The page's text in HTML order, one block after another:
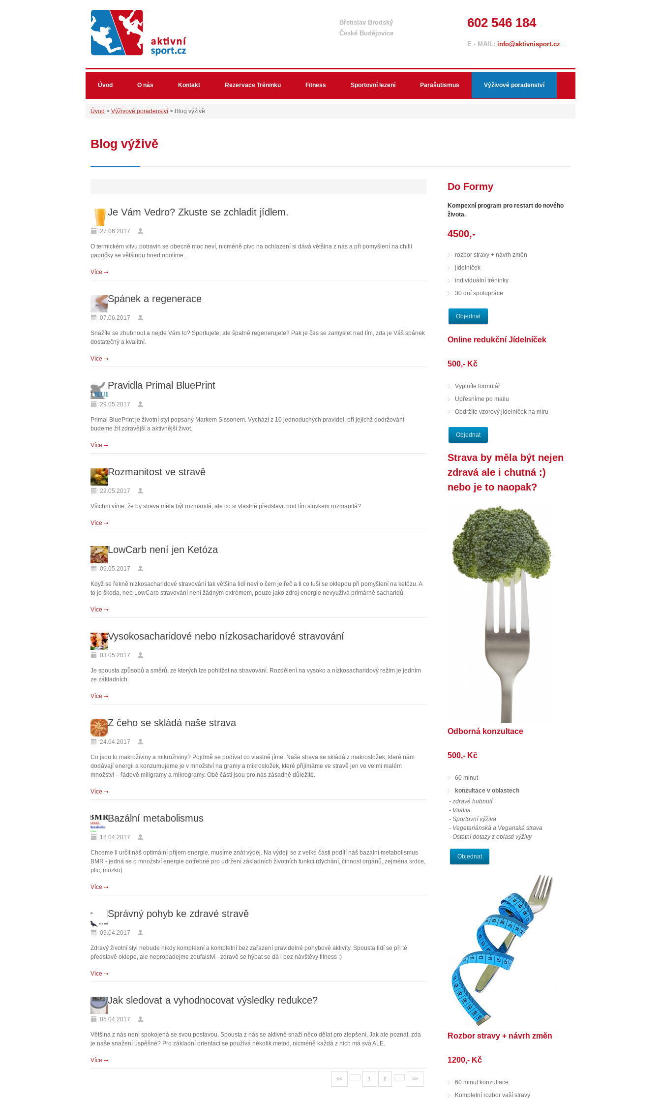
602 546 184
E - MAIL: info@aktivnisport.cz
Břetislav Brodský
České Budějovice
Úvod O nás Kontakt Rezervace Tréninku Fitness Sportovní lezení Parašutismus Výživové poradenství
Úvod > Výživové poradenství > Blog výživě
Blog výživě
Je Vám Vedro? Zkuste se zchladit jídlem.
27.06.2017
O termickém vlivu potravin se obecně moc neví, nicméně pivo na ochlazení si dává většina z nás a při pomyšlení na chilli
papričky se většinou hned opotíme..
Více
Spánek a regenerace
07.06.2017
Snažíte se zhubnout a nejde Vám to? Sportujete, ale špatně regenerujete? Pak je čas se zamyslet nad tím, zda je Váš spánek
dostatečný a kvalitní.
Více
Pravidla Primal BluePrint
29.05.2017
Primal BluePrint je životní styl popsaný Markem Sissonem. Vychází z 10 jednoduchých pravidel, při jejichž dodržování
budeme žít zdravější a aktivnější život.
Více
Rozmanitost ve stravě
22.05.2017
Všichni víme, že by strava měla být rozmanitá, ale co si vlastně představit pod tím slůvkem rozmanitá?
Více
LowCarb není jen Ketóza
09.05.2017
Když se řekně nizkosacharidové stravování tak většina lidí neví o čem je řeč a ti co tuší se oklepou při pomyšlení na ketózu. A
to je škoda, neb LowCarb stravování není žádným extrémem, pouze jako zdroj energie nevyužívá primárně sacharidů.
Více
Vysokosacharidové nebo nízkosacharidové stravování
03.05.2017
Je spousta způsobů a směrů, ze kterých lze pohlížet na stravování. Rozdělení na vysoko a nízkosacharidový režim je jedním
ze základních.
Více
Z čeho se skládá naše strava
24.04.2017
Co jsou to makroživiny a mikroživiny? Pojďmě se podívat co vlastně jíme. Naše strava se skládá z makrosložek, které nám
dodávají energii a konzumujeme je v množství na gramy a mikrosložek, které přijímáme ve stravě jen ve velmi malém
množství – řádově miligramy a mikrogramy. Obě části jsou pro nás zásadně důležité.
Více
Bazální metabolismus
12.04.2017
Chceme li určit náš optimální příjem energie, musíme znát výdej. Na výdeji se z velké části podílí náš bazální metabolismus
BMR - jedná se o množství energie potřebné pro udržení základních životních funkcí (dýchání, činnost orgánů, zejména srdce,
plic, mozku)
Více
Správný pohyb ke zdravé stravě
09.04.2017
Zdravý životní styl nebude nikdy komplexní a kompletní bez zařazení pravidelné pohybové aktivity. Spousta lidí se při té
představě oklepe, ale nepropadejme zoufalství - zdravě se hýbat se dá i bez návštěvy fitness :)
Více
Jak sledovat a vyhodnocovat výsledky redukce?
05.04.2017
Většina z nás není spokojená se svou postavou. Spousta z nás se aktivně snaží něco dělat pro zlepšení. Jak ale poznat, zda
je naše snažení úspěšné? Pro základní orientaci se používá několik metod, nicméně každá z nich má svá ALE.
Více
<< 1 2 >>
Do Formy
Kompexní program pro restart do nového
života.
4500,-
rozbor stravy + návrh změn
jídelníček
individuální tréninky
30 dní spolupráce
Objednat
Online redukční Jídelníček
500,- Kč
Vyplníte formulář
Upřesníme po mailu
Obdržíte vzorový jídelníček na míru
Objednat
Strava by měla být nejen
zdravá ale i chutná :)
nebo je to naopak?
Odborná konzultace
500,- Kč
60 minut
konzultace v oblastech
- zdravé hubnutí
- Vitalita
- Sportovní výživa
- Vegetariánská a Veganská strava
- Ostatní dotazy z oblasti výživy
Objednat
Rozbor stravy + návrh změn
1200,- Kč
60 minut konzultace
Kompletní rozbor vaší stravy